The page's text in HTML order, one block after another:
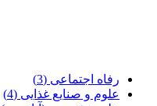
رفاه اجتماعی (3)
علوم و صنایع غذایی (4)